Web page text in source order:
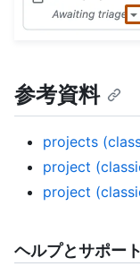
参考資料
projects
project
project
ヘルプとサポート